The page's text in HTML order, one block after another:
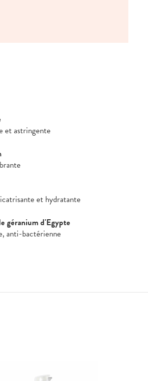
et astringente
et hydratante
géranium d'Egypte
anti-bactérienne